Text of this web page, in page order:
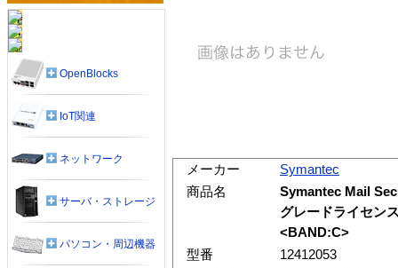
メーカー
Symantec
商品名
Symantec Mail
グレードライセン
<BAND:C>
型番
12412053
OpenBlocks
IoT関連
ネットワーク
サーバ・ストレージ
パソコン・周辺機器